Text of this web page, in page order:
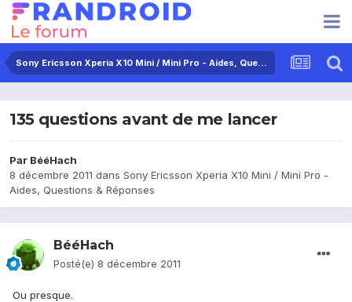
Sony Ericsson Xperia X10 Mini / Mini Pro - Aides, Questions & Réponses
135 questions avant de me lancer
Par BééHach
8 décembre 2011 dans Sony Ericsson Xperia X10 Mini / Mini Pro -
Aides, Questions & Réponses
BééHach
Posté(e) 8 décembre 2011
Ou presque.